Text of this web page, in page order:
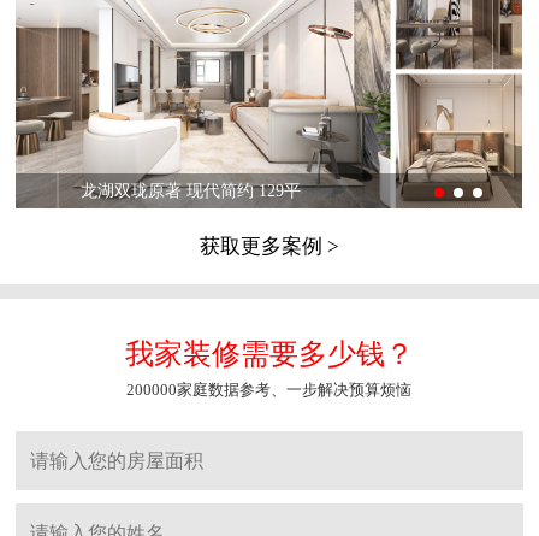
龙湖双珑原著 现代简约 129平
获取更多案例 >
我家装修需要多少钱？
200000家庭数据参考、一步解决预算烦恼